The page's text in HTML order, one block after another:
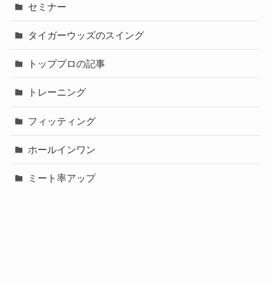
セミナー
タイガーウッズのスイング
トッププロの記事
トレーニング
フィッティング
ホールインワン
ミート率アップ